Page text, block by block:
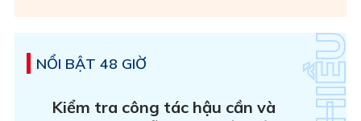
NỔI BẬT 48 GIỜ
Kiểm tra công tác hậu cần và